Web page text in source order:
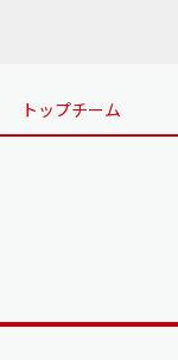
トップチーム